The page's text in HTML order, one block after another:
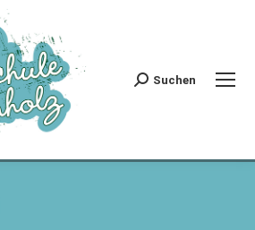
Search:
Suchen